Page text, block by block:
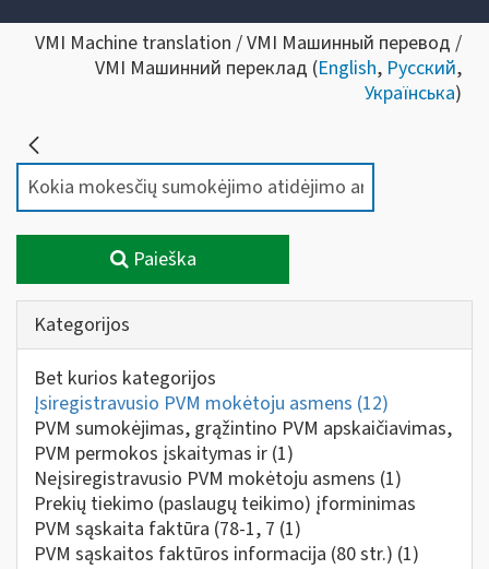
VMI Machine translation / VMI Машинный перевод /
VMI Машинний переклад (English, Русский,
Українська)
Paieška
Kategorijos
Bet kurios kategorijos
Įsiregistravusio PVM mokėtoju asmens (12)
PVM sumokėjimas, grąžintino PVM apskaičiavimas,
PVM permokos įskaitymas ir (1)
Neįsiregistravusio PVM mokėtoju asmens (1)
Prekių tiekimo (paslaugų teikimo) įforminimas
PVM sąskaita faktūra (78-1, 7 (1)
PVM sąskaitos faktūros informacija (80 str.) (1)